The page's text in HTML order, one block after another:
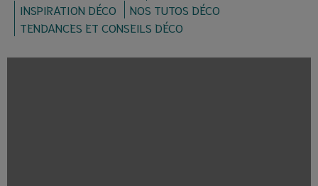
INSPIRATION DÉCO
NOS TUTOS DÉCO
TENDANCES ET CONSEILS DÉCO